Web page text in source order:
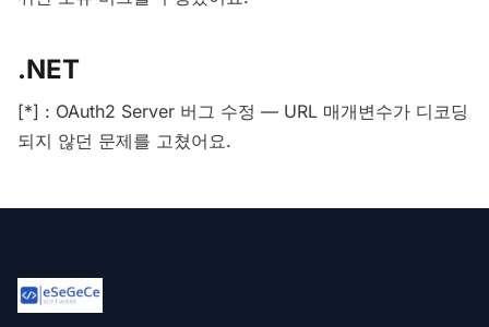
.NET
[*] : OAuth2 Server 버그 수정 — URL 매개변수가 디코딩
되지 않던 문제를 고쳤어요.